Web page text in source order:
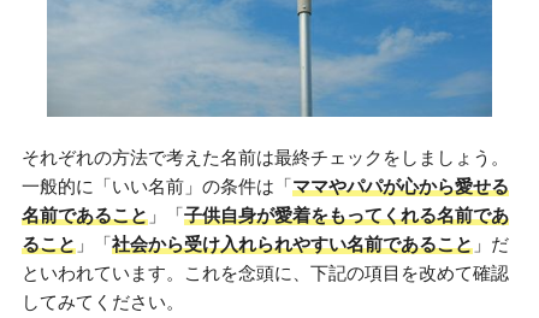
それぞれの方法で考えた名前は最終チェックをしましょう。
一般的に「いい名前」の条件は「ママやパパが心から愛せる
名前であること」「子供自身が愛着をもってくれる名前であ
ること」「社会から受け入れられやすい名前であること」だ
といわれています。これを念頭に、下記の項目を改めて確認
してみてください。